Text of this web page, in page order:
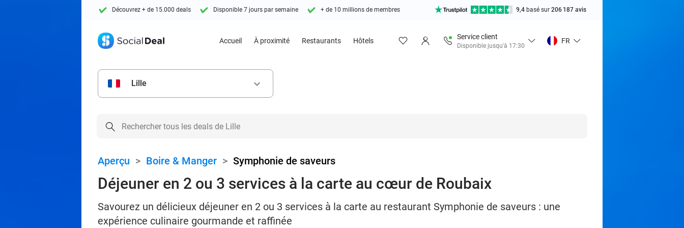
Découvrez + de 15.000 deals Disponible 7 jours par semaine + de 10 millions de membres 9,4 basé sur 206 187 avis
Accueil À proximité Restaurants Hôtels
Service client
Disponible jusqu'à 17:30
FR
Lille keyboard_arrow_down
Aperçu > Boire & Manger > Symphonie de saveurs
Déjeuner en 2 ou 3 services à la carte au cœur de Roubaix
Savourez un délicieux déjeuner en 2 ou 3 services à la carte au restaurant Symphonie de saveurs : une
expérience culinaire gourmande et raffinée